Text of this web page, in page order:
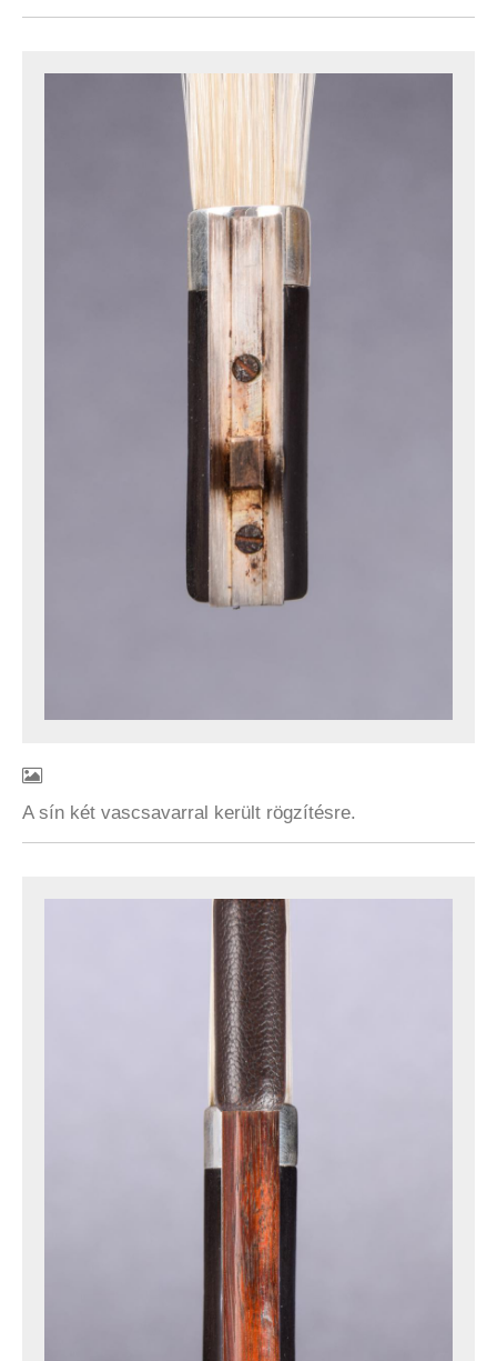
A sín két vascsavarral került rögzítésre.